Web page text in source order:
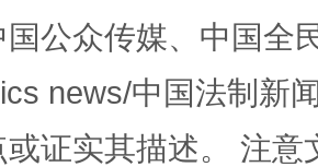
公众传媒、中国全
news/中国法制新
或证实其描述。 注